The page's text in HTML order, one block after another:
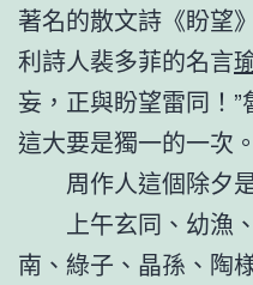
著名的散文詩《盼望
利詩人裴多菲的名言
妄，正與盼望雷同！”
這大要是獨一的一次。
周作人這個除夕
上午玄同、幼漁
南、綠子、晶孫、陶